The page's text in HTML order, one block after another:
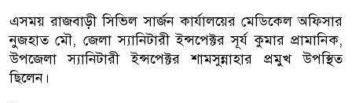
এসময় রাজবাড়ী সিভিল সার্জন কার্যালয়ের মেডিকেল অফিসার
নুজহাত মৌ, জেলা স্যানিটারী ইন্সপেক্টর সূর্য কুমার প্রামানিক,
উপজেলা স্যানিটারী ইন্সপেক্টর শামসুন্নাহার প্রমুখ উপস্থিত
ছিলেন।